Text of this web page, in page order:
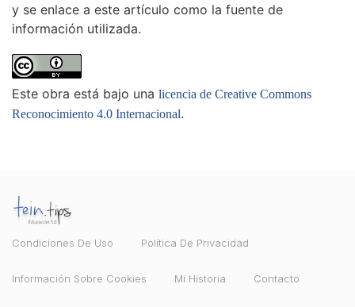
y se enlace a este artículo como la fuente de
información utilizada.
Este obra está bajo una licencia de Creative Commons
Reconocimiento 4.0 Internacional.
Condiciones De Uso Política De Privacidad
Información Sobre Cookies Mi Historia Contacto